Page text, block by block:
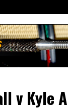
v Kyle